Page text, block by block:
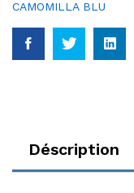
CAMOMILLA BLU
Déscription